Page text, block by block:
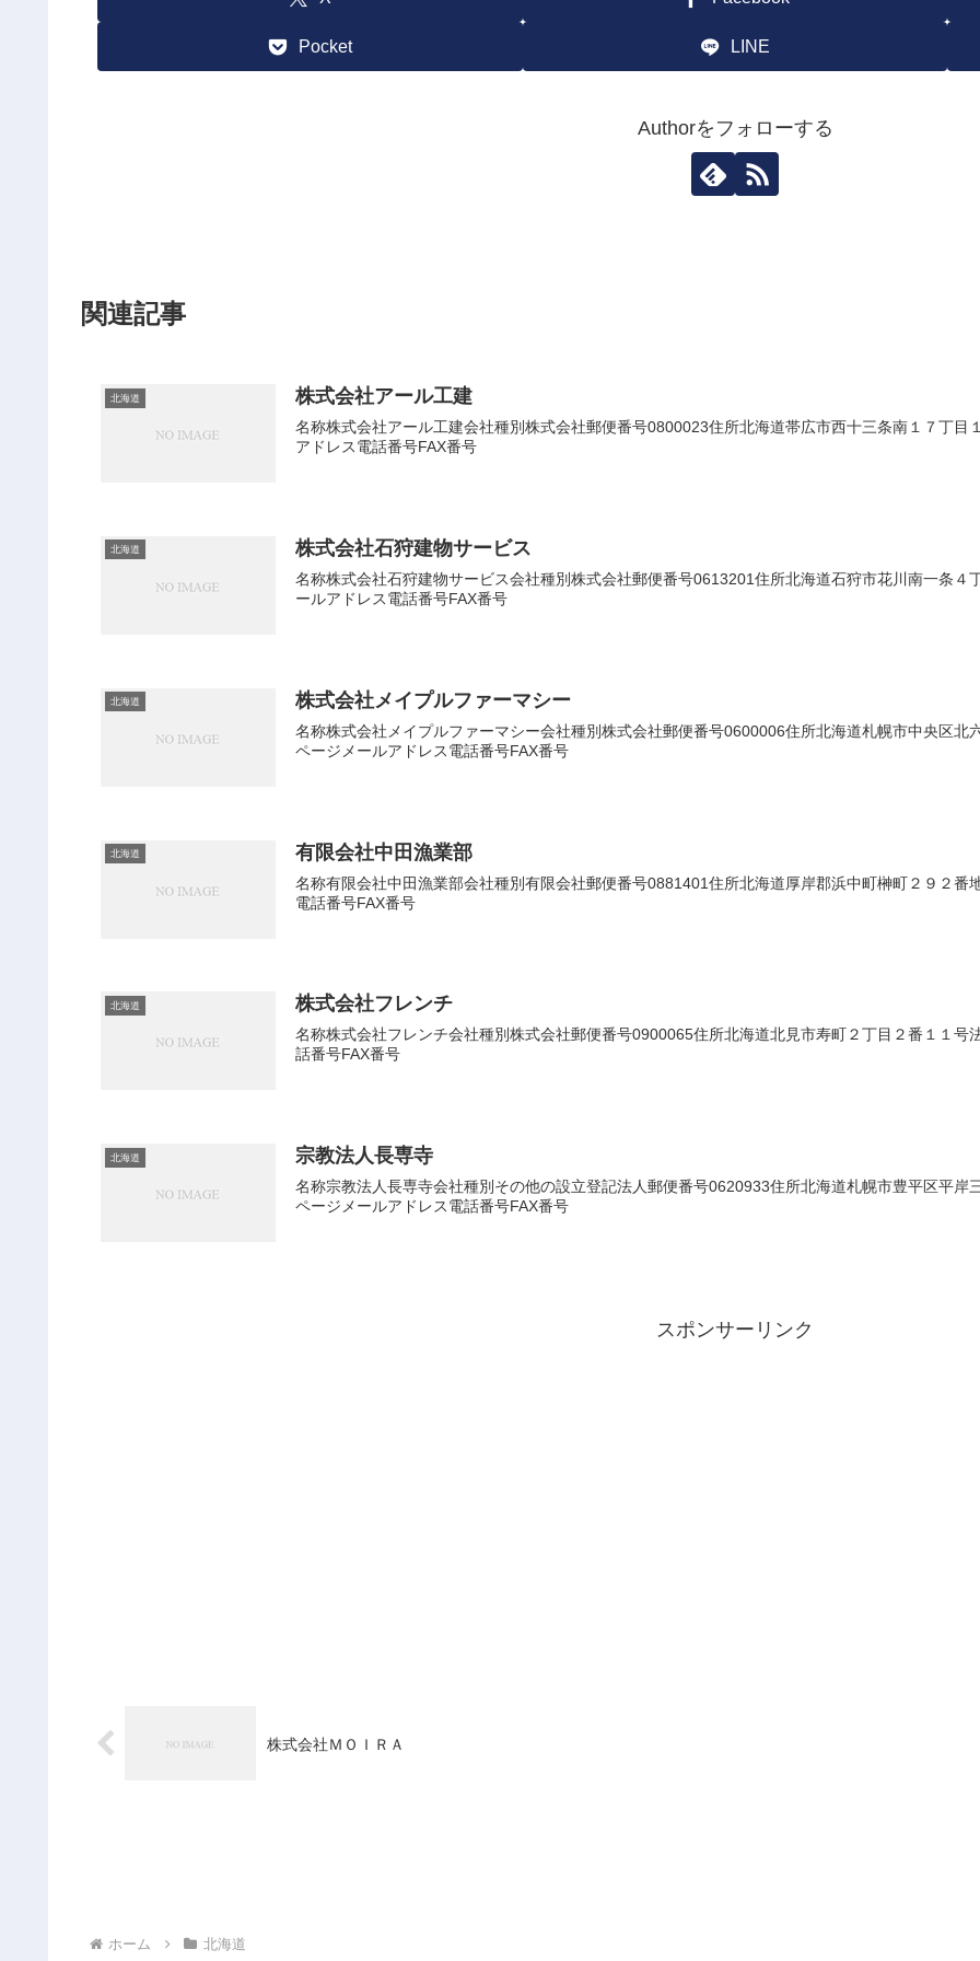
Pocket LINE
Authorをフォローする
関連記事
北海道 株式会社アール工建
名称株式会社アール工建会社種別株式会社郵便番号0800023住所北海道帯広市西十三条南１７丁
アドレス電話番号FAX番号
北海道 株式会社石狩建物サービス
名称株式会社石狩建物サービス会社種別株式会社郵便番号0613201住所北海道石狩市花川南一条
ールアドレス電話番号FAX番号
北海道 株式会社メイプルファーマシー
名称株式会社メイプルファーマシー会社種別株式会社郵便番号0600006住所北海道札幌市中央区
ページメールアドレス電話番号FAX番号
北海道 有限会社中田漁業部
名称有限会社中田漁業部会社種別有限会社郵便番号0881401住所北海道厚岸郡浜中町榊町２９２
電話番号FAX番号
北海道 株式会社フレンチ
名称株式会社フレンチ会社種別株式会社郵便番号0900065住所北海道北見市寿町２丁目２番１１
話番号FAX番号
北海道 宗教法人長専寺
名称宗教法人長専寺会社種別その他の設立登記法人郵便番号0620933住所北海道札幌市豊平区平
ページメールアドレス電話番号FAX番号
スポンサーリンク
株式会社ＭＯＩＲＡ
ホーム 北海道